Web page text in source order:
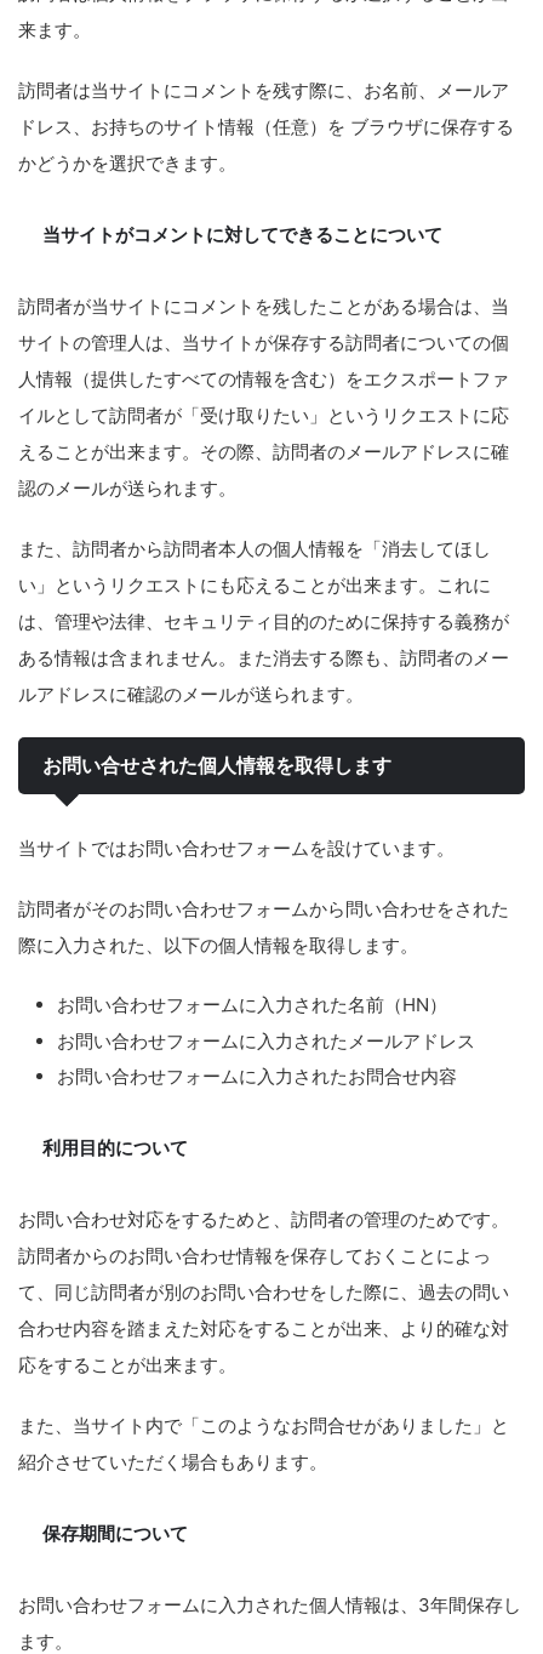
来ます。
訪問者は当サイトにコメントを残す際に、お名前、メールア
ドレス、お持ちのサイト情報（任意）を ブラウザに保存する
かどうかを選択できます。
当サイトがコメントに対してできることについて
訪問者が当サイトにコメントを残したことがある場合は、当
サイトの管理人は、当サイトが保存する訪問者についての個
人情報（提供したすべての情報を含む）をエクスポートファ
イルとして訪問者が「受け取りたい」というリクエストに応
えることが出来ます。その際、訪問者のメールアドレスに確
認のメールが送られます。
また、訪問者から訪問者本人の個人情報を「消去してほし
い」というリクエストにも応えることが出来ます。これに
は、管理や法律、セキュリティ目的のために保持する義務が
ある情報は含まれません。また消去する際も、訪問者のメー
ルアドレスに確認のメールが送られます。
お問い合せされた個人情報を取得します
当サイトではお問い合わせフォームを設けています。
訪問者がそのお問い合わせフォームから問い合わせをされた
際に入力された、以下の個人情報を取得します。
お問い合わせフォームに入力された名前（HN）
お問い合わせフォームに入力されたメールアドレス
お問い合わせフォームに入力されたお問合せ内容
利用目的について
お問い合わせ対応をするためと、訪問者の管理のためです。
訪問者からのお問い合わせ情報を保存しておくことによっ
て、同じ訪問者が別のお問い合わせをした際に、過去の問い
合わせ内容を踏まえた対応をすることが出来、より的確な対
応をすることが出来ます。
また、当サイト内で「このようなお問合せがありました」と
紹介させていただく場合もあります。
保存期間について
お問い合わせフォームに入力された個人情報は、3年間保存し
ます。